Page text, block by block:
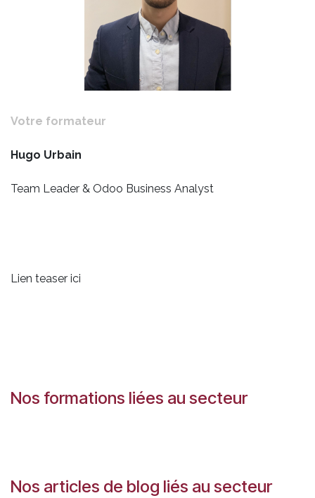
Votre formateur
Hugo Urbain
Team Leader & Odoo Business Analyst
Lien teaser ici
Nos formations liées au secteur
Nos articles de blog liés au secteur